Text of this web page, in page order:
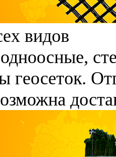
видов
геосеток.